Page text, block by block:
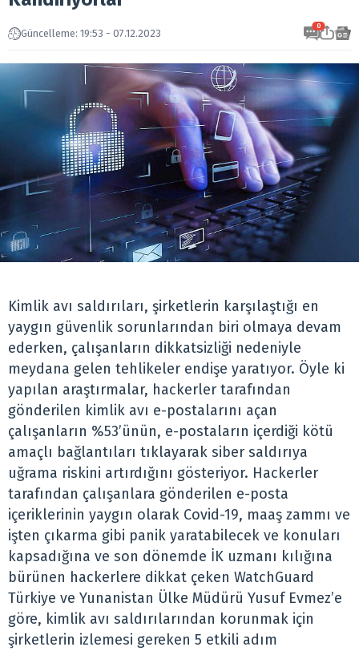
Güncelleme: 19:53 - 07.12.2023
0
Kimlik avı saldırıları, şirketlerin karşılaştığı en
yaygın güvenlik sorunlarından biri olmaya devam
ederken, çalışanların dikkatsizliği nedeniyle
meydana gelen tehlikeler endişe yaratıyor. Öyle ki
yapılan araştırmalar, hackerler tarafından
gönderilen kimlik avı e-postalarını açan
çalışanların %53’ünün, e-postaların içerdiği kötü
amaçlı bağlantıları tıklayarak siber saldırıya
uğrama riskini artırdığını gösteriyor. Hackerler
tarafından çalışanlara gönderilen e-posta
içeriklerinin yaygın olarak Covid-19, maaş zammı ve
işten çıkarma gibi panik yaratabilecek ve konuları
kapsadığına ve son dönemde İK uzmanı kılığına
bürünen hackerlere dikkat çeken WatchGuard
Türkiye ve Yunanistan Ülke Müdürü Yusuf Evmez’e
göre, kimlik avı saldırılarından korunmak için
şirketlerin izlemesi gereken 5 etkili adım